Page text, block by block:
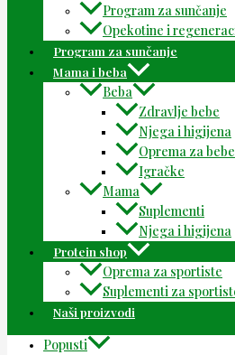
Program za sunčanje
Opekotine i
Program za sunčanje
Mama i beba
Beba
Zdravlje bebe
Njega i higijena
Oprema za bebe
Igračke
Mama
Suplementi
Njega i higijena
Protein shop
Oprema za sportiste
Suplementi za
Naši proizvodi
Popusti